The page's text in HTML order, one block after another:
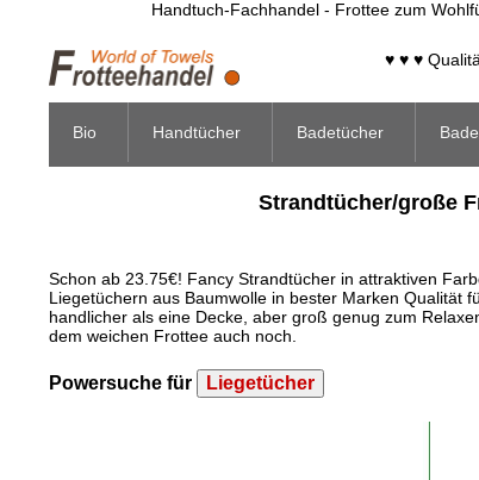
Handtuch-Fachhandel - Frottee zum
♥ ♥ ♥
Bio Handtücher Badetücher
Strandtücher/große
Schon ab 23.75€! Fancy Strandtücher in attraktiven
Liegetüchern aus Baumwolle in bester Marken Qualität
handlicher als eine Decke, aber groß genug zum
dem weichen Frottee auch noch.
Powersuche für Liegetücher